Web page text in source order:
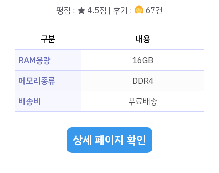
평점 : ★ 4.5점 | 후기 : 67건
구분
내용
RAM용량
16GB
메모리종류
DDR4
배송비
무료배송
상세 페이지 확인